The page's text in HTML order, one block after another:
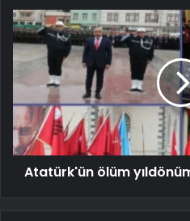
Atatürk'ün ölüm